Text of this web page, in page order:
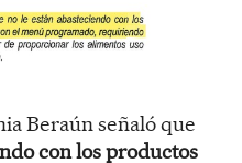
Beraún señaló que
con los productos